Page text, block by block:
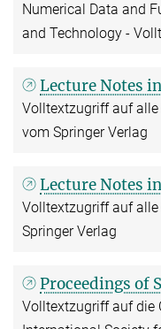
Numerical Data and
and Technology -
Lecture Notes
Volltextzugriff auf alle
vom Springer Verlag
Lecture Notes
Volltextzugriff auf
Springer Verlag
Proceedings of
Volltextzugriff auf die